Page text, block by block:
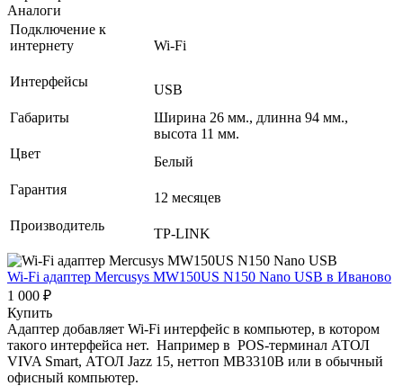
Аналоги
Подключение к
интернету
Wi-Fi
Интерфейсы
USB
Габариты
Ширина 26 мм., длинна 94 мм.,
высота 11 мм.
Цвет
Белый
Гарантия
12 месяцев
Производитель
TP-LINK
Wi-Fi адаптер Mercusys MW150US N150 Nano USB в Иваново
1 000 ₽
Купить
Адаптер добавляет Wi-Fi интерфейс в компьютер, в котором
такого интерфейса нет. Например в POS-терминал АТОЛ
VIVA Smart, АТОЛ Jazz 15, неттоп MB3310B или в обычный
офисный компьютер.